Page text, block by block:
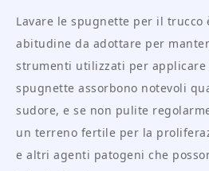
Lavare le spugnette per il trucco
abitudine da adottare per
strumenti utilizzati per applicare
spugnette assorbono notevoli
sudore, e se non pulite
un terreno fertile per la
e altri agenti patogeni che